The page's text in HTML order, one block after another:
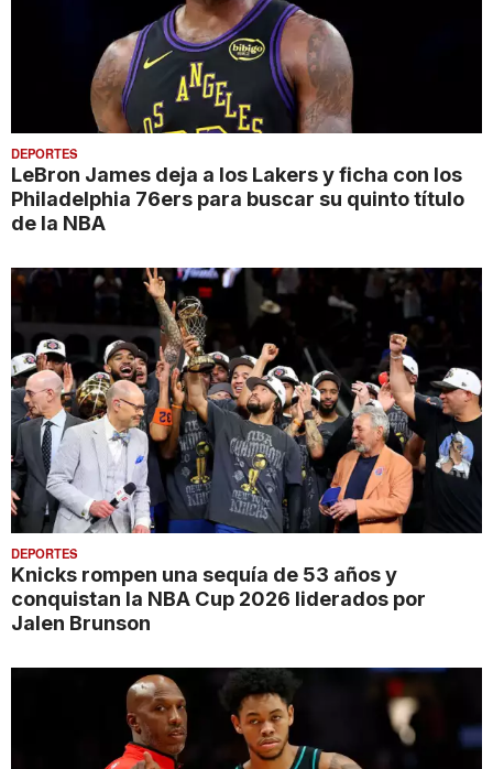
DEPORTES
LeBron James deja a los Lakers y ficha con los
Philadelphia 76ers para buscar su quinto título
de la NBA
DEPORTES
Knicks rompen una sequía de 53 años y
conquistan la NBA Cup 2026 liderados por
Jalen Brunson